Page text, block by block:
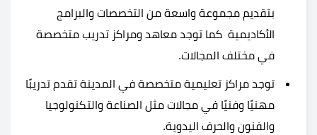
بتقديم مجموعة واسعة من التخصصات والبرامج
الأكاديمية كما توجد معاهد ومراكز تدريب متخصصة
في مختلف المجالات.
توجد مراكز تعليمية متخصصة في المدينة تقدم تدريبًا
مهنيًا وفنيًا في مجالات مثل الصناعة والتكنولوجيا
والفنون والحرف اليدوية.